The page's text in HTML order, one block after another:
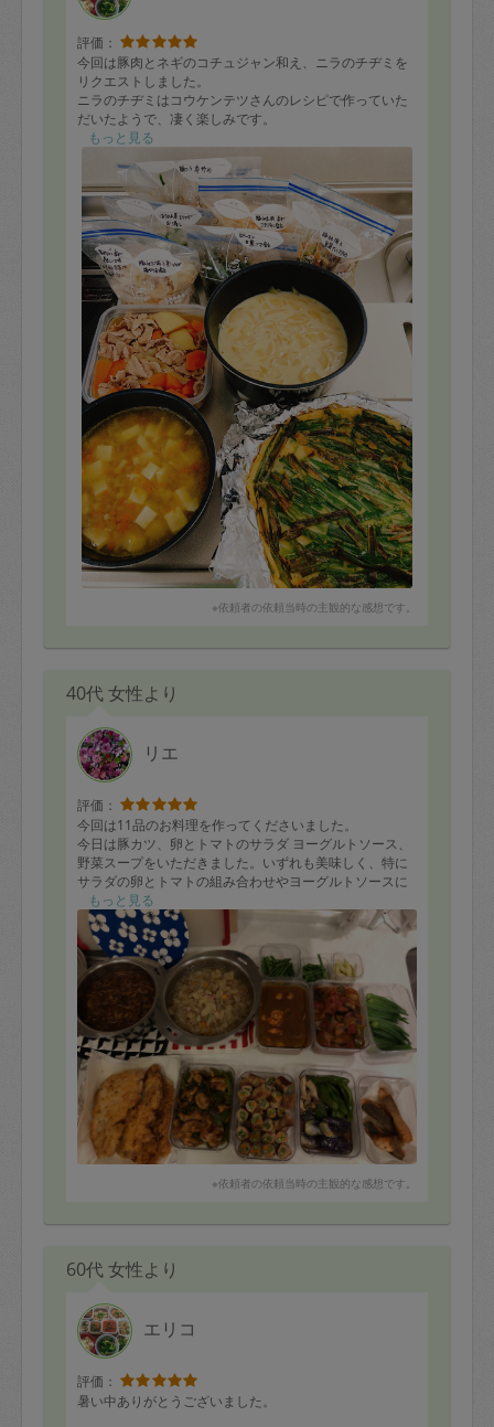
評価：
今回は豚肉とネギのコチュジャン和え、ニラのチヂミを
リクエストしました。
ニラのチヂミはコウケンテツさんのレシピで作っていた
だいたようで、凄く楽しみです。
それ以外にも、写真にあげたように
肉じゃが、ビシソワーズ、豚シャブと新玉ねぎの梅かつ
お和え、豚ニラ辛いため、ピーマンの黒ゴマ和え、豚肉
と豆苗の炒め物を作っていただきました。
毎日少しずつ食べさせていただきます。
暑い中たくさんのお料理を作っていただき、ありがとう
ございます。
来週もよろしくお願いします
もっと見る
※依頼者の依頼当時の主観的な感想です。
40代 女性より
リエ
評価：
今回は11品のお料理を作ってくださいました。
今日は豚カツ、卵とトマトのサラダ ヨーグルトソース、
野菜スープをいただきました。いずれも美味しく、特に
サラダの卵とトマトの組み合わせやヨーグルトソースに
感動しました。
今回もありがとうございました。またよろしくお願いい
たします。
もっと見る
※依頼者の依頼当時の主観的な感想です。
60代 女性より
エリコ
評価：
暑い中ありがとうございました。